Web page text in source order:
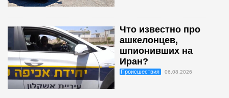
Что известно про
ашкелонцев,
шпионивших на
Иран?
Происшествия 06.08.2026